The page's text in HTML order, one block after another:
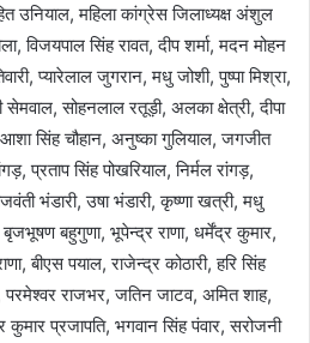
उनियाल, महिला कांग्रेस जिलाध्यक्ष अंशुल
विजयपाल सिंह रावत, दीप शर्मा, मदन मोहन
प्यारेलाल जुगरान, मधु जोशी, पुष्पा मिश्रा,
सोहनलाल रतूड़ी, अलका क्षेत्री, दीपा
सिंह चौहान, अनुष्का गुलियाल, जगजीत
प्रताप सिंह पोखरियाल, निर्मल रांगड़,
भंडारी, उषा भंडारी, कृष्णा खत्री, मधु
बृजभूषण बहुगुणा, भूपेन्द्र राणा, धर्मेंद्र कुमार,
बीएस पयाल, राजेन्द्र कोठारी, हरि सिंह
परमेश्वर राजभर, जतिन जाटव, अमित शाह,
प्रजापति, भगवान सिंह पंवार, सरोजनी